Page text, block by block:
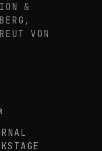
&
VON